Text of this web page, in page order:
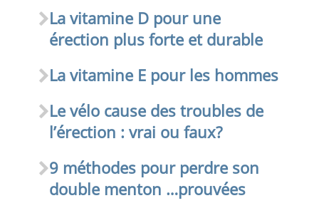
La vitamine D pour une
érection plus forte et durable
La vitamine E pour les hommes
Le vélo cause des troubles de
l’érection : vrai ou faux?
9 méthodes pour perdre son
double menton …prouvées